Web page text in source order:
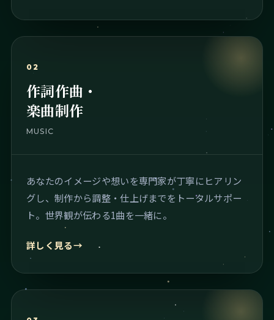
02
作詞作曲・
楽曲制作
MUSIC
あなたのイメージや想いを専門家が丁寧にヒアリン
グし、制作から調整・仕上げまでをトータルサポー
ト。世界観が伝わる1曲を一緒に。
詳しく見る→